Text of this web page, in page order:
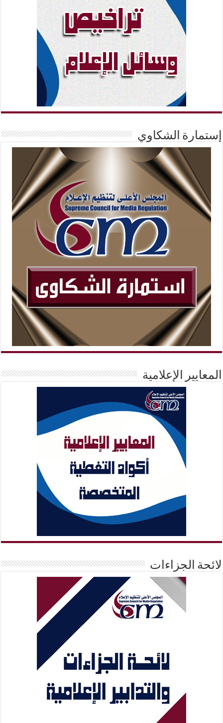
إستمارة الشكاوي
المعايير الإعلامية
لائحة الجزاءات